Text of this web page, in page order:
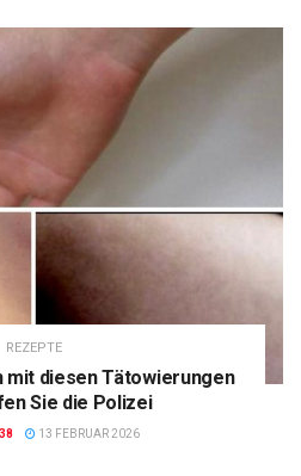
REZEPTE
mit diesen Tätowierungen
Sie die Polizei
13 FEBRUAR 2026